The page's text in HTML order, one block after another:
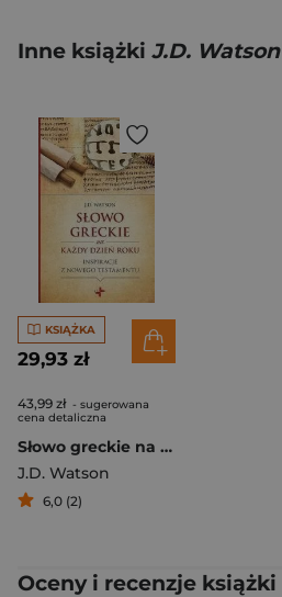
Inne książki J.D. Watson
KSIĄŻKA
29,93 zł
43,99 zł - sugerowana
cena detaliczna
Słowo greckie na każdy dzień roku
J.D. Watson
6,0 (2)
Oceny i recenzje książki